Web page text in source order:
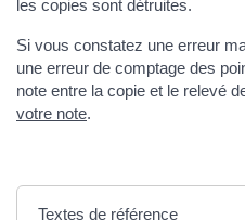
les copies sont détruites.
Si vous constatez une erreur
une erreur de comptage des
note entre la copie et le relevé
votre note.
Textes de référence